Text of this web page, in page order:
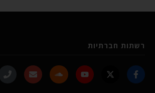
רשתות חברתיות